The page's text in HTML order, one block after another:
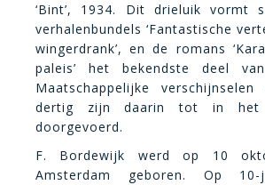
‘Bint’, 1934. Dit drieluik vormt
verhalenbundels ‘Fantastische
wingerdrank’, en de romans
paleis’ het bekendste deel
Maatschappelijke
dertig zijn daarin tot in het
doorgevoerd.
F. Bordewijk werd op 10
Amsterdam geboren. Op